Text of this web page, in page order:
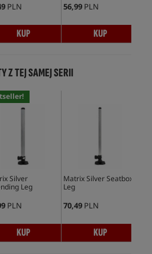
PLN
KUP
56,99 PLN
KUP
Z TEJ SAMEJ SERII
Silver
Leg
PLN
KUP
Matrix Silver Seatbox
Leg
70,49 PLN
KUP